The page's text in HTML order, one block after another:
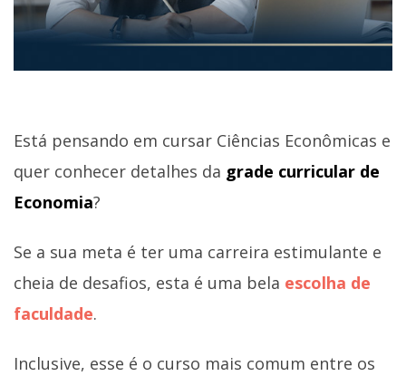
Está pensando em cursar Ciências Econômicas e
quer conhecer detalhes da grade curricular de
Economia?
Se a sua meta é ter uma carreira estimulante e
cheia de desafios, esta é uma bela escolha de
faculdade.
Inclusive, esse é o curso mais comum entre os